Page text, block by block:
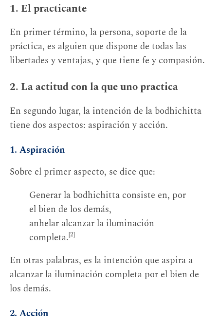
1. El practicante
En primer término, la persona, soporte de la
práctica, es alguien que dispone de todas las
libertades y ventajas, y que tiene fe y compasión.
2. La actitud con la que uno practica
En segundo lugar, la intención de la bodhichitta
tiene dos aspectos: aspiración y acción.
1. Aspiración
Sobre el primer aspecto, se dice que:
Generar la bodhichitta consiste en, por
el bien de los demás,
anhelar alcanzar la iluminación
completa.[2]
En otras palabras, es la intención que aspira a
alcanzar la iluminación completa por el bien de
los demás.
2. Acción